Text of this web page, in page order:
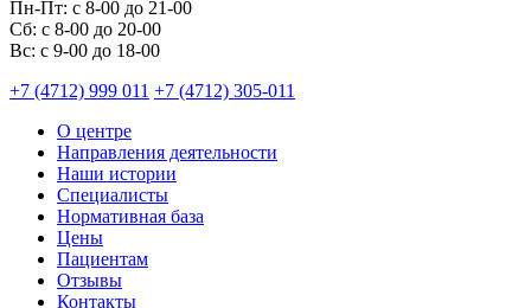
Пн-Пт: с 8-00 до 21-00
Cб: с 8-00 до 20-00
Вс: с 9-00 до 18-00
+7 (4712) 999 011 +7 (4712) 305-011
О центре
Направления деятельности
Наши истории
Специалисты
Нормативная база
Цены
Пациентам
Отзывы
Контакты